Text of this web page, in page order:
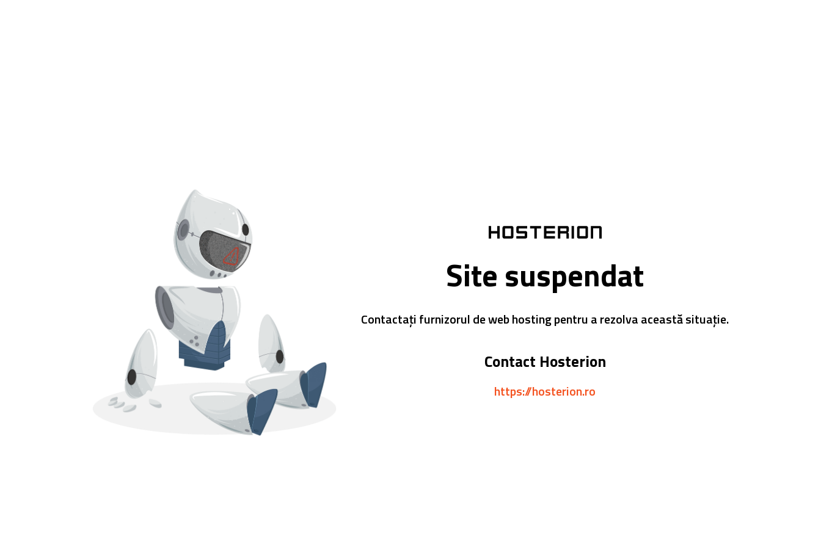
Site suspendat
Contactați furnizorul de web hosting pentru a rezolva această situație.
Contact Hosterion
https://hosterion.ro